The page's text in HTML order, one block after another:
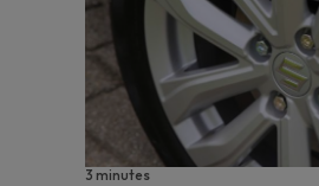
3 minutes